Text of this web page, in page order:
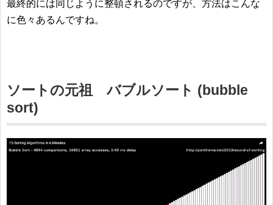
最終的には同じように整頓されるのですが、方法はこんな
に色々あるんですね。
ソートの元祖 バブルソート (bubble
sort)